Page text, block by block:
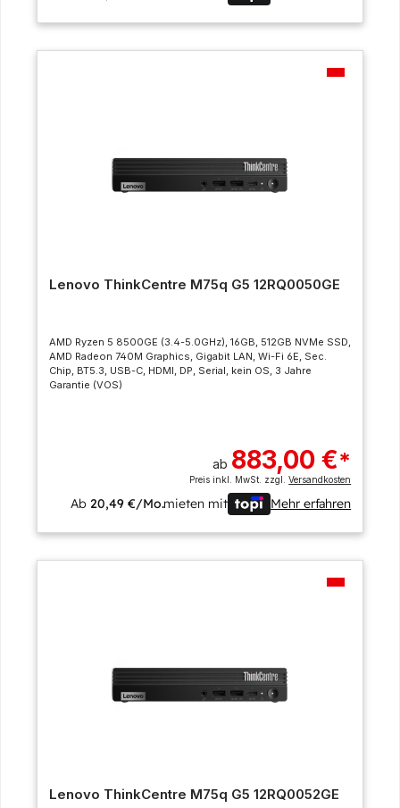
Lenovo ThinkCentre M75q G5 12RQ0050GE
AMD Ryzen 5 8500GE (3.4-5.0GHz), 16GB, 512GB NVMe SSD,
AMD Radeon 740M Graphics, Gigabit LAN, Wi-Fi 6E, Sec.
Chip, BT5.3, USB-C, HDMI, DP, Serial, kein OS, 3 Jahre
Garantie (VOS)
ab 883,00 €*
Preis inkl. MwSt. zzgl.Versandkosten
Ab20,49 €/Mo.mieten mit Mehr erfahren
Lenovo ThinkCentre M75q G5 12RQ0052GE